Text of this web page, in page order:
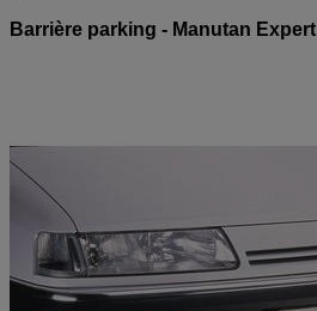
Barrière parking - Manutan Expert